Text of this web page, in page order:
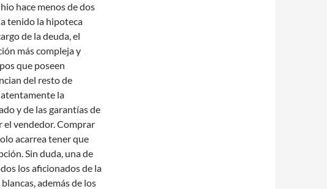
hace menos de dos
tenido la hipoteca
de la deuda, el
más compleja y
que poseen
del resto de
la
y de las garantías de
vendedor. Comprar
acarrea tener que
Sin duda, una de
los aficionados de la
además de los